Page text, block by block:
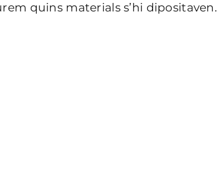
quins materials s’hi dipositaven.